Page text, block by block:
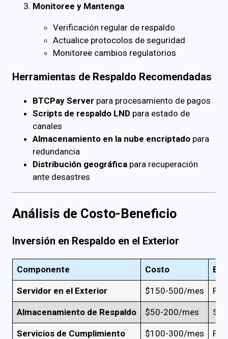
Monitoree y Mantenga
Verificación regular de respaldo
Actualice protocolos de seguridad
Monitoree cambios regulatorios
Herramientas de Respaldo Recomendadas
BTCPay Server para procesamiento de pagos
Scripts de respaldo LND para estado de
canales
Almacenamiento en la nube encriptado para
redundancia
Distribución geográfica para recuperación
ante desastres
Análisis de Costo-Beneficio
Inversión en Respaldo en el Exterior
Componente Costo
Servidor en el Exterior $150-500/mes
Almacenamiento de Respaldo $50-200/mes
Servicios de Cumplimiento $100-300/mes